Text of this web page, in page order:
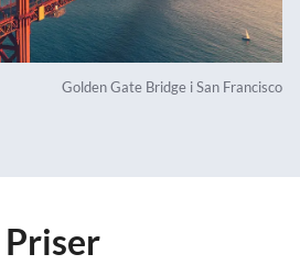
Golden Gate Bridge i San Francisco
Priser